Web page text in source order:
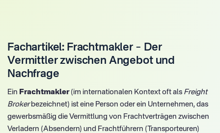
Fachartikel: Frachtmakler – Der
Vermittler zwischen Angebot und
Nachfrage
Ein Frachtmakler(im internationalen Kontext oft als Freight
Brokerbezeichnet) ist eine Person oder ein Unternehmen, das
gewerbsmäßig die Vermittlung von Frachtverträgen zwischen
Verladern (Absendern) und Frachtführern (Transporteuren)